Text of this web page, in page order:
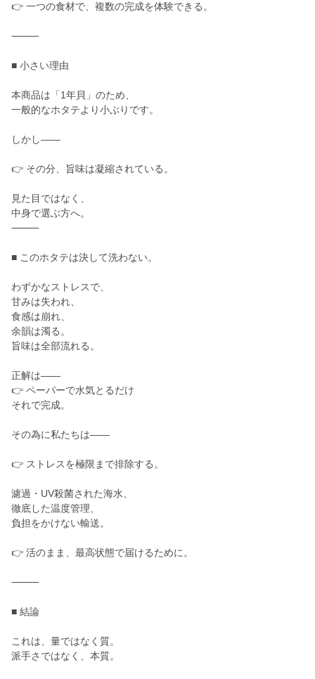
👉 一つの食材で、複数の完成を体験できる。
⸻
■ 小さい理由
本商品は「1年貝」のため、
一般的なホタテより小ぶりです。
しかし——
👉 その分、旨味は凝縮されている。
見た目ではなく、
中身で選ぶ方へ。
⸻
■ このホタテは決して洗わない。
わずかなストレスで、
甘みは失われ、
食感は崩れ、
余韻は濁る。
旨味は全部流れる。
正解は——
👉 ペーパーで水気とるだけ
それで完成。
その為に私たちは——
👉 ストレスを極限まで排除する。
濾過・UV殺菌された海水、
徹底した温度管理、
負担をかけない輸送。
👉 活のまま、最高状態で届けるために。
⸻
■ 結論
これは、量ではなく質。
派手さではなく、本質。